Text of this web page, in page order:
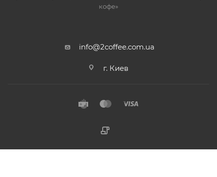
кофе»
info@2coffee.com.ua
г. Киев